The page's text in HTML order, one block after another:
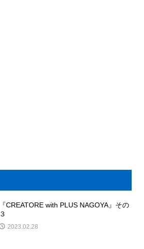
『CREATORE with PLUS NAGOYA』その
３
2023.02.28